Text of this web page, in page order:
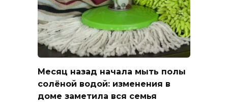
Месяц назад начала мыть полы
солёной водой: изменения в
доме заметила вся семья